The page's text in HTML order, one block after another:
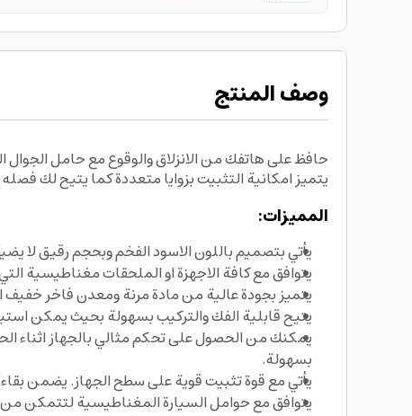
وصف المنتج
يتميز امكانية التثبيت بزوايا متعددة كما يتيح لك
المميزات:
يأتي بتصميم باللون الاسود الفخم وبحجم رقيق لا
يتوافق مع كافة الاجهزة او الملحقات مغناطيسية
يتميز بجودة عالية من مادة مرنة ومعدن فاخر
يتيح قابلية الفك والتركيب بسهولة بحيث يمكن
يمكنك من الحصول على تحكم مثالي بالجهاز اثناء
بسهولة.
يأتي مع قوة تثبيت قوية على سطح الجهاز. يضمن
يتوافق مع حوامل السيارة المغناطيسية لتتمكن من